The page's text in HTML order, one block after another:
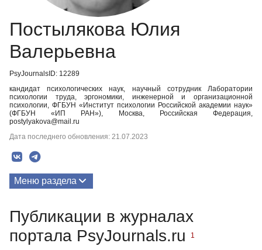
Постылякова Юлия
Валерьевна
PsyJournalsID: 12289
кандидат психологических наук, научный сотрудник Лаборатории
психологии труда, эргономики, инженерной и организационной
психологии, ФГБУН «Институт психологии Российской академии наук»
(ФГБУН «ИП РАН»), Москва, Российская Федерация,
postylyakova@mail.ru
Дата последнего обновления: 21.07.2023
Меню раздела
Публикации в журналах
портала PsyJournals.ru
1